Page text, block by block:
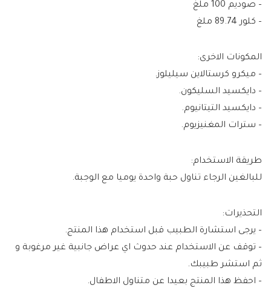
– صوديم 100 ملغ
– كلور 89.74 ملغ
المكونات الاخرى:
– ميكرو كرستالاين سيليلوز.
– دايكسيد السليكون.
– دايكسيد التيتانيوم.
– سترات المغنيزيوم.
طريقة الاستخدام:
للبالغين الرجاء تناول حبة واحدة يوميا مع الوجبة.
التحذيرات:
– يرجى استشارة الطبيب قبل استخدام هذا المنتج.
– توقف عن الاستخدام عند حدوث اي عراض جانبية غير مرغوبة و
ثم استشر طبيبك.
– احفظ هذا المنتج بعيدا عن متناول الاطفال.